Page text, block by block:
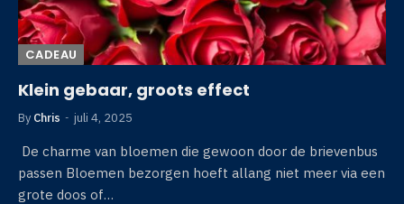
CADEAU
Klein gebaar, groots effect
By Chris juli 4, 2025
De charme van bloemen die gewoon door de brievenbus
passen Bloemen bezorgen hoeft allang niet meer via een
grote doos of…